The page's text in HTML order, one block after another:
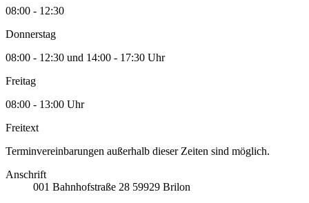
08:00 - 12:30
Donnerstag
08:00 - 12:30 und 14:00 - 17:30 Uhr
Freitag
08:00 - 13:00 Uhr
Freitext
Terminvereinbarungen außerhalb dieser Zeiten sind möglich.
Anschrift
001 Bahnhofstraße 28 59929 Brilon